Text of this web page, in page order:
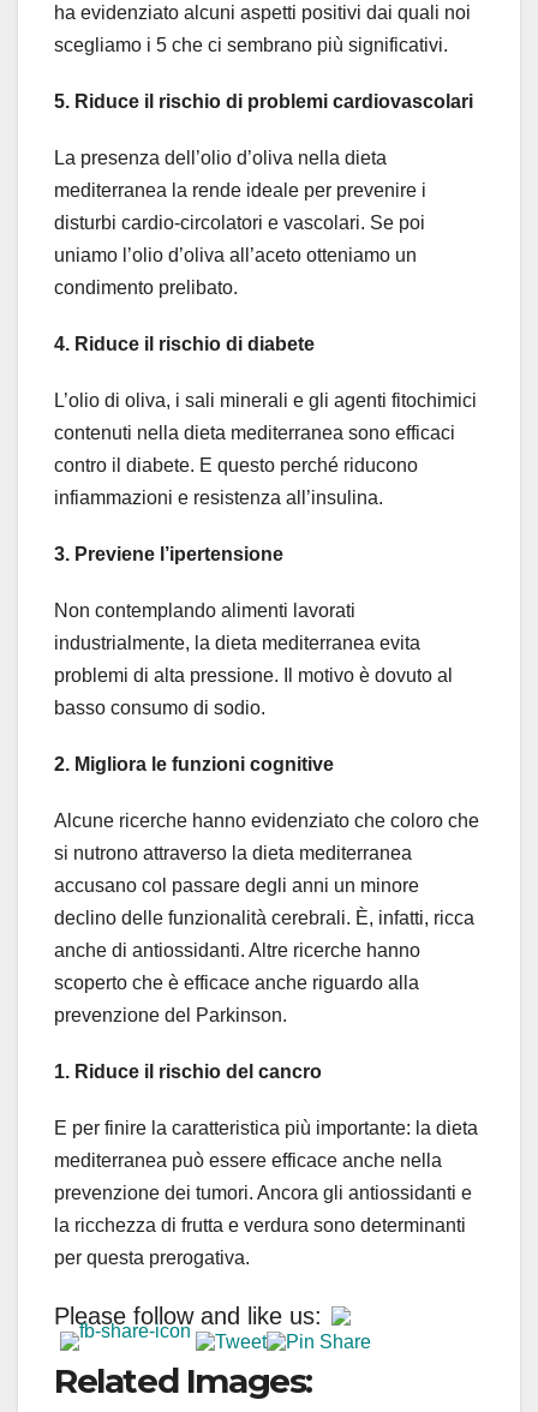
ha evidenziato alcuni aspetti positivi dai quali noi
scegliamo i 5 che ci sembrano più significativi.
5. Riduce il rischio di problemi cardiovascolari
La presenza dell’olio d’oliva nella dieta
mediterranea la rende ideale per prevenire i
disturbi cardio-circolatori e vascolari. Se poi
uniamo l’olio d’oliva all’aceto otteniamo un
condimento prelibato.
4. Riduce il rischio di diabete
L’olio di oliva, i sali minerali e gli agenti fitochimici
contenuti nella dieta mediterranea sono efficaci
contro il diabete. E questo perché riducono
infiammazioni e resistenza all’insulina.
3. Previene l’ipertensione
Non contemplando alimenti lavorati
industrialmente, la dieta mediterranea evita
problemi di alta pressione. Il motivo è dovuto al
basso consumo di sodio.
2. Migliora le funzioni cognitive
Alcune ricerche hanno evidenziato che coloro che
si nutrono attraverso la dieta mediterranea
accusano col passare degli anni un minore
declino delle funzionalità cerebrali. È, infatti, ricca
anche di antiossidanti. Altre ricerche hanno
scoperto che è efficace anche riguardo alla
prevenzione del Parkinson.
1. Riduce il rischio del cancro
E per finire la caratteristica più importante: la dieta
mediterranea può essere efficace anche nella
prevenzione dei tumori. Ancora gli antiossidanti e
la ricchezza di frutta e verdura sono determinanti
per questa prerogativa.
Please follow and like us:
Related Images: